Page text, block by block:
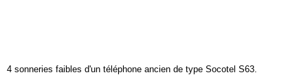
4 sonneries faibles d'un téléphone ancien de type Socotel S63.